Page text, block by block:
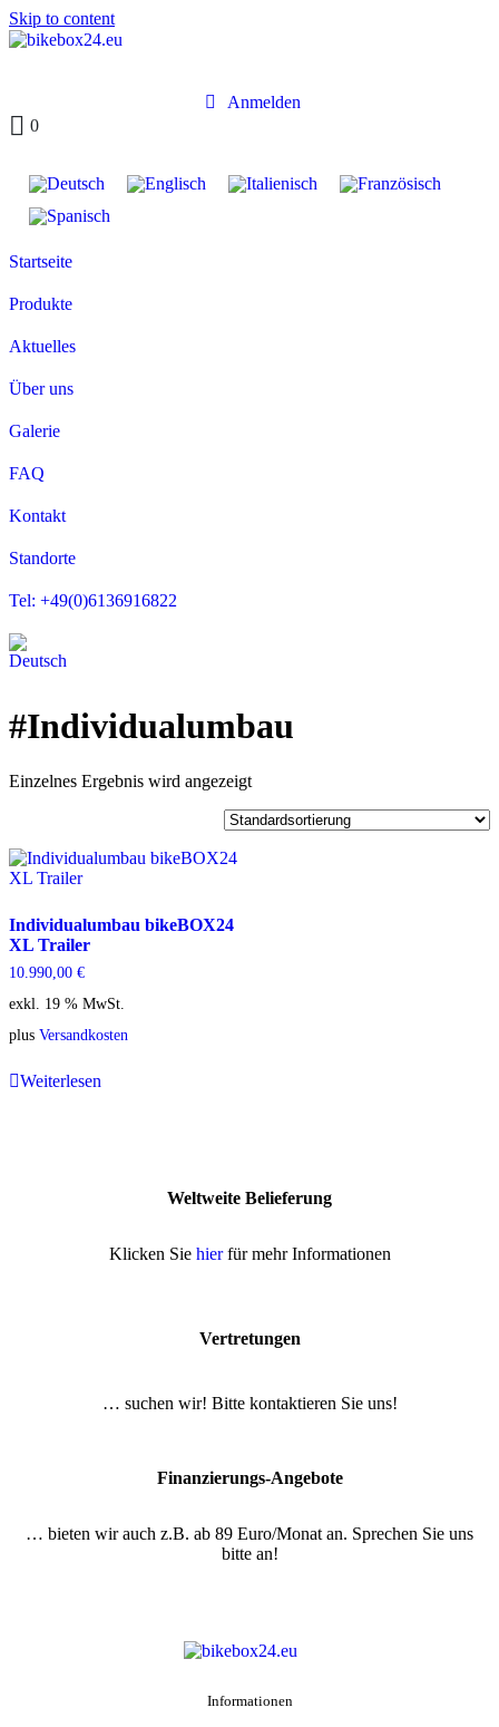
Skip to content
Anmelden
0
Startseite
Produkte
Aktuelles
Über uns
Galerie
FAQ
Kontakt
Standorte
Tel: +49(0)6136916822
#Individualumbau
Einzelnes Ergebnis wird angezeigt
Individualumbau bikeBOX24
XL Trailer
10.990,00 €
exkl. 19 % MwSt.
plus Versandkosten
Weiterlesen
Weltweite Belieferung
Klicken Sie hierfür mehr Informationen
Vertretungen
… suchen wir! Bitte kontaktieren Sie uns!
Finanzierungs-Angebote
… bieten wir auch z.B. ab 89 Euro/Monat an. Sprechen Sie uns
bitte an!
Informationen